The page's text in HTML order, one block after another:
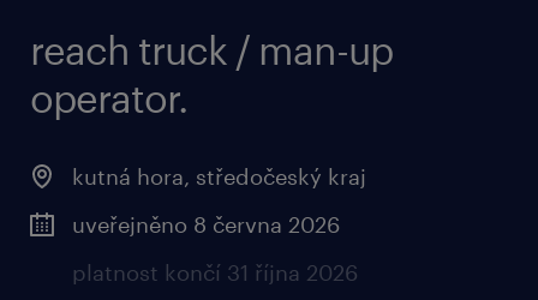
reach truck / man-up
operator.
kutná hora, středočeský kraj
uveřejněno 8 června 2026
platnost končí 31 října 2026